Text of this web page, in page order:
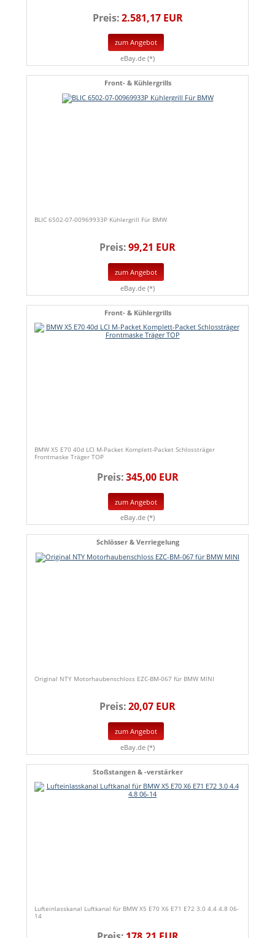
Preis:2.581,17 EUR
zum Angebot
eBay.de (*)
Front- & Kühlergrills
BLIC 6502-07-00969933P Kühlergrill Für BMW
Preis:99,21 EUR
zum Angebot
eBay.de (*)
Front- & Kühlergrills
BMW X5 E70 40d LCI M-Packet Komplett-Packet Schlossträger
Frontmaske Träger TOP
Preis:345,00 EUR
zum Angebot
eBay.de (*)
Schlösser & Verriegelung
Original NTY Motorhaubenschloss EZC-BM-067 für BMW MINI
Preis:20,07 EUR
zum Angebot
eBay.de (*)
Stoßstangen & -verstärker
Lufteinlasskanal Luftkanal für BMW X5 E70 X6 E71 E72 3.0 4.4 4.8 06-
14